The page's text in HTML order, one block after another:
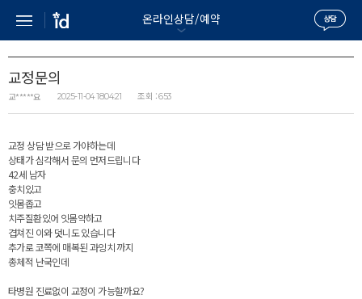
온라인상담/예약
교정문의
교*****요 2025-11-04 18:04:21 조회 :653
교정 상담 받으로 가야하는데
상태가 심각해서 문의 먼저드립니다
42세 남자
충치있고
잇몸좁고
치주질환있어 잇몸약하고
겹쳐진 이와 덧니도 있습니다
추가로 코쪽에 매복된 과잉치 까지
총체적 난국인데
타병원 진료없이 교정이 가능할까요?